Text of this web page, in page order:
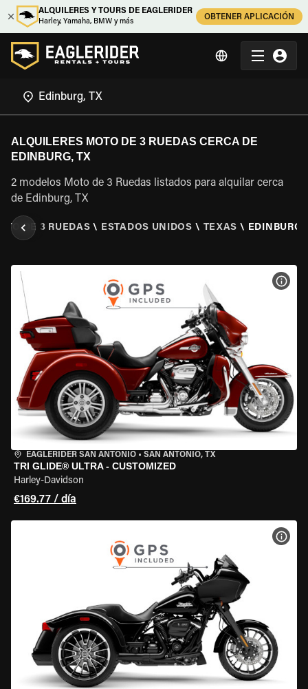
ALQUILERES Y TOURS DE EAGLERIDER
Harley, Yamaha, BMW y más
OBTENER APLICACIÓN
ALQUILERES MOTO DE 3 RUEDAS CERCA DE
EDINBURG, TX
2 modelos Moto de 3 Ruedas listados para alquilar cerca
de Edinburg, TX
DE 3 RUEDAS \ ESTADOS UNIDOS \ TEXAS \ EDINBURG,
EAGLERIDER SAN ANTONIO • SAN ANTONIO, TX
TRI GLIDE® ULTRA - CUSTOMIZED
Harley-Davidson
€169.77 / día
VER
VER